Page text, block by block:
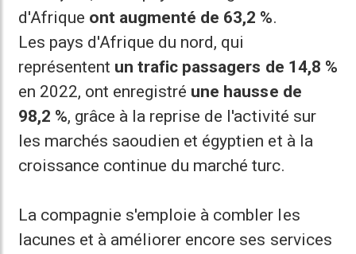
d'Afrique ont augmenté de 63,2 %.
Les pays d'Afrique du nord, qui
représentent un trafic passagers de 14,8 %
en 2022, ont enregistré une hausse de
98,2 %, grâce à la reprise de l'activité sur
les marchés saoudien et égyptien et à la
croissance continue du marché turc.
La compagnie s'emploie à combler les
lacunes et à améliorer encore ses services